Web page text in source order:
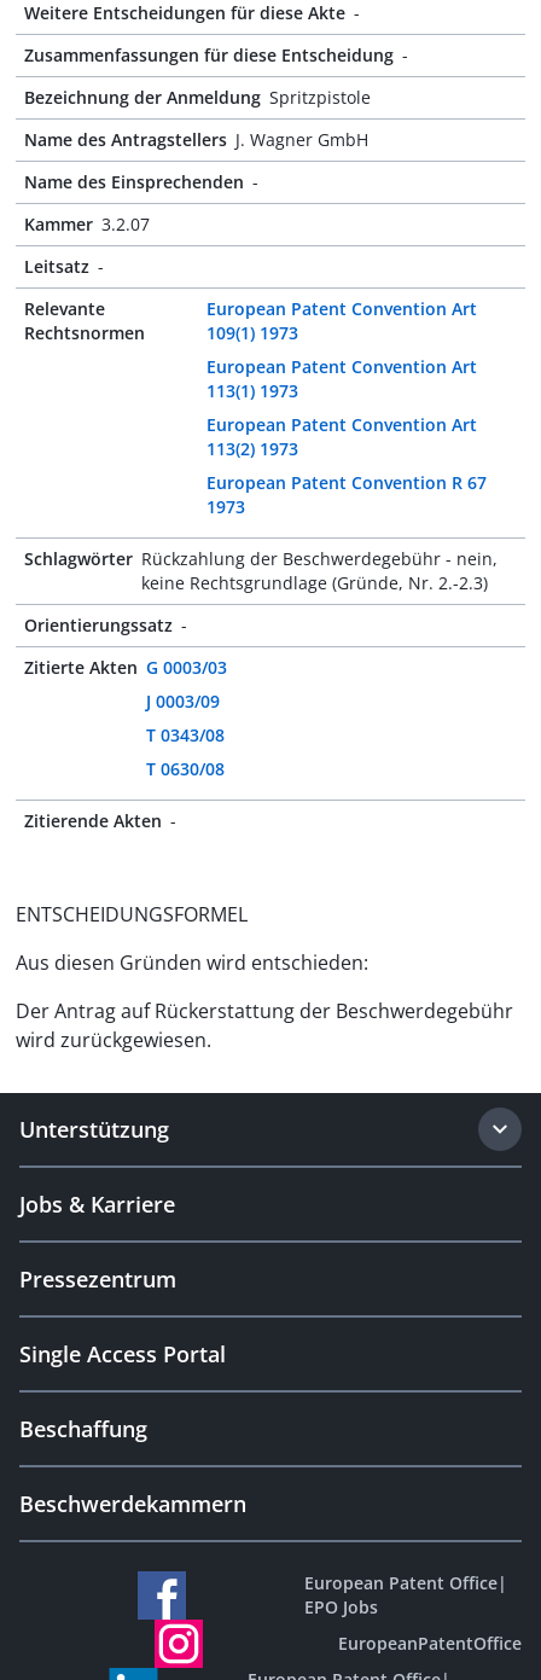
Weitere Entscheidungen für diese Akte -
Zusammenfassungen für diese Entscheidung -
Bezeichnung der Anmeldung Spritzpistole
Name des Antragstellers J. Wagner GmbH
Name des Einsprechenden -
Kammer 3.2.07
Leitsatz -
Relevante
Rechtsnormen
European Patent Convention Art
109(1) 1973
European Patent Convention Art
113(1) 1973
European Patent Convention Art
113(2) 1973
European Patent Convention R 67
1973
Schlagwörter Rückzahlung der Beschwerdegebühr - nein,
keine Rechtsgrundlage (Gründe, Nr. 2.-2.3)
Orientierungssatz -
Zitierte Akten G 0003/03
J 0003/09
T 0343/08
T 0630/08
Zitierende Akten -
ENTSCHEIDUNGSFORMEL
Aus diesen Gründen wird entschieden:
Der Antrag auf Rückerstattung der Beschwerdegebühr
wird zurückgewiesen.
Unterstützung
Jobs & Karriere
Pressezentrum
Single Access Portal
Beschaffung
Beschwerdekammern
European Patent Office|
EPO Jobs
EuropeanPatentOffice